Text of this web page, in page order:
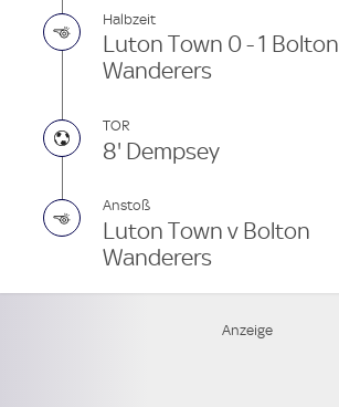
Halbzeit
Luton Town 0 - 1 Bolton
Wanderers
TOR
8' Dempsey
Anstoß
Luton Town v Bolton
Wanderers